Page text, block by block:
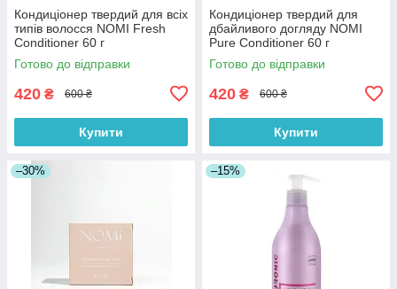
Кондиціонер твердий для всіх
типів волосся NOMI Fresh
Conditioner 60 г
Готово до відправки
420 ₴ 600 ₴
Купити
Кондиціонер твердий для
дбайливого догляду NOMI
Pure Conditioner 60 г
Готово до відправки
420 ₴ 600 ₴
Купити
–30% –15%